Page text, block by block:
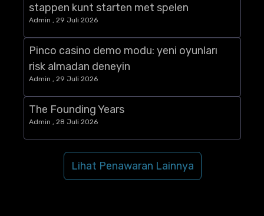
stappen kunt starten met spelen
Admin 29 Juli 2026
Pinco casino demo modu: yeni oyunları
risk almadan deneyin
Admin 29 Juli 2026
The Founding Years
Admin 28 Juli 2026
Lihat Penawaran Lainnya